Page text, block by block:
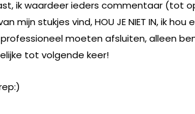
ik waardeer ieders commentaar (tot
mijn stukjes vind, HOU JE NIET IN, ik
moeten afsluiten, alleen
tot volgende keer!